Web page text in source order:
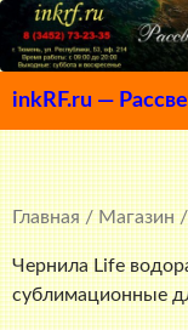
inkRF.ru —
К
СОДЕРЖИМОМУ
Главная/Магазин
Чернила Life
сублимационные